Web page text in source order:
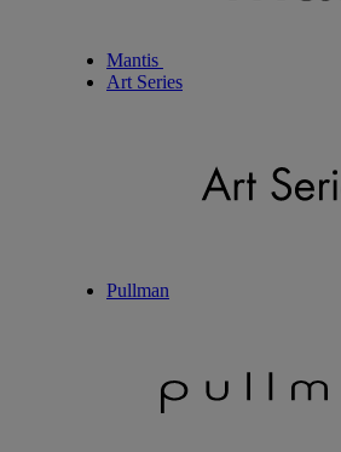
Mantis
Art Series
Pullman